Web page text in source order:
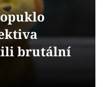
brutální